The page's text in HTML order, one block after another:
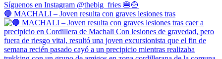
🔴 MACHALI – Joven resulta con graves lesiones tras